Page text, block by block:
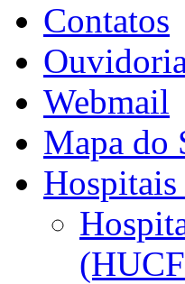
Contatos
Webmail
Mapa do